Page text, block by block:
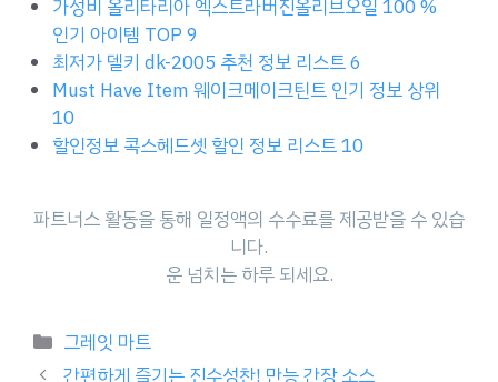
가성비 올리타리아 엑스트라버진올리브오일 100 %
인기 아이템 TOP 9
최저가 델키 dk-2005 추천 정보 리스트 6
Must Have Item 웨이크메이크틴트 인기 정보 상위
10
할인정보 콕스헤드셋 할인 정보 리스트 10
파트너스 활동을 통해 일정액의 수수료를 제공받을 수 있습
니다.
운 넘치는 하루 되세요.
Categories
그레잇 마트
간편하게 즐기는 진수성찬! 만능 간장 소스